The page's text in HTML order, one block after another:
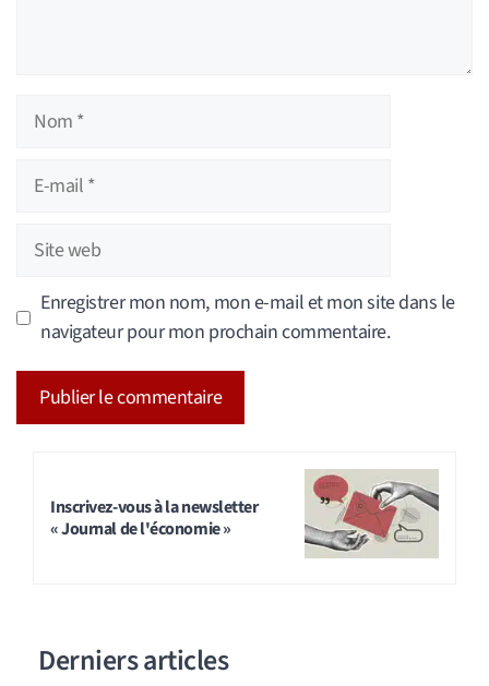
Nom
Site
Enregistrer mon nom, mon e-mail et mon site dans le
navigateur pour mon prochain commentaire.
Inscrivez-vous à la newsletter
« Journal de l'économie »
Derniers articles